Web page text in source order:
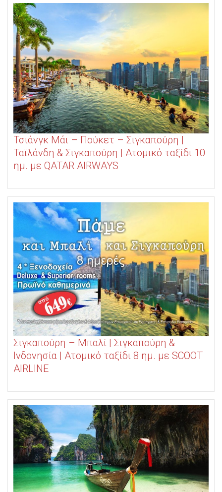
Τσιάνγκ Μάι – Πούκετ – Σιγκαπούρη |
Ταϊλάνδη & Σιγκαπούρη | Ατομικό ταξίδι 10
ημ. με QATAR AIRWAYS
Σιγκαπούρη – Μπαλί | Σιγκαπούρη &
Ινδονησία | Ατομικό ταξίδι 8 ημ. με SCOOT
AIRLINE